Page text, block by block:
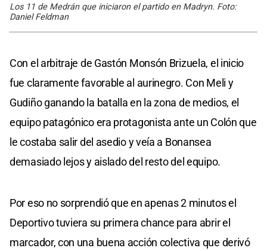
Los 11 de Medrán que iniciaron el partido en Madryn. Foto:
Daniel Feldman
Con el arbitraje de Gastón Monsón Brizuela, el inicio
fue claramente favorable al aurinegro. Con Meli y
Gudiño ganando la batalla en la zona de medios, el
equipo patagónico era protagonista ante un Colón que
le costaba salir del asedio y veía a Bonansea
demasiado lejos y aislado del resto del equipo.
Por eso no sorprendió que en apenas 2 minutos el
Deportivo tuviera su primera chance para abrir el
marcador, con una buena acción colectiva que derivó